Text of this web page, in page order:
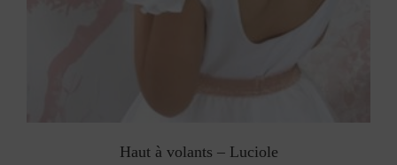
Haut à volants – Luciole